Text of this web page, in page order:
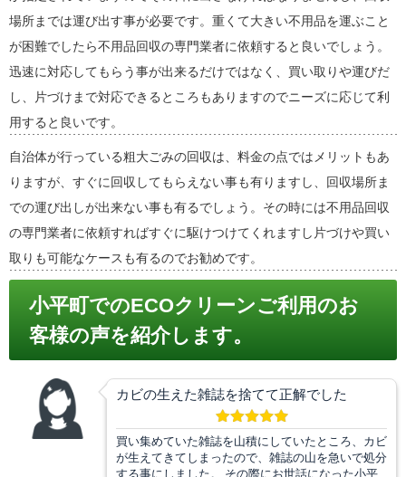
場所までは運び出す事が必要です。重くて大きい不用品を運ぶこと
が困難でしたら不用品回収の専門業者に依頼すると良いでしょう。
迅速に対応してもらう事が出来るだけではなく、買い取りや運びだ
し、片づけまで対応できるところもありますのでニーズに応じて利
用すると良いです。
自治体が行っている粗大ごみの回収は、料金の点ではメリットもあ
りますが、すぐに回収してもらえない事も有りますし、回収場所ま
での運び出しが出来ない事も有るでしょう。その時には不用品回収
の専門業者に依頼すればすぐに駆けつけてくれますし片づけや買い
取りも可能なケースも有るのでお勧めです。
小平町でのECOクリーンご利用のお
客様の声を紹介します。
カビの生えた雑誌を捨てて正解でした
買い集めていた雑誌を山積にしていたところ、カビ
が生えてきてしまったので、雑誌の山を急いで処分
する事にしました。 その際にお世話になった小平